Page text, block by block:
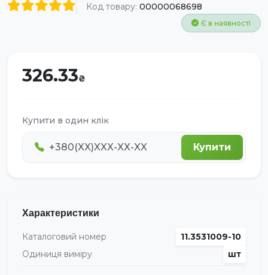
Код товару: 00000068698
Є в наявності
326.33
Купити в один клік
Купити
Характеристики
Каталоговий номер
11.3531009-10
Одиниця виміру
шт